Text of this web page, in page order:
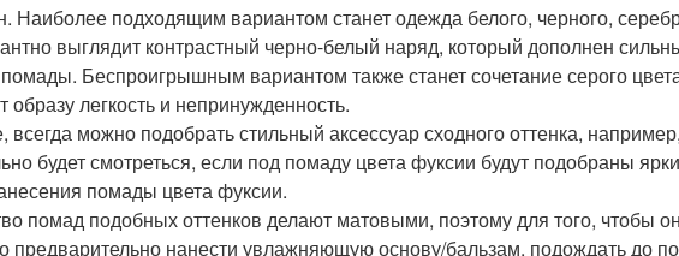
Наиболее подходящим вариантом станет одежда белого, черного,
выглядит контрастный черно-белый наряд, который дополнен
Беспроигрышным вариантом также станет сочетание серого
образу легкость и непринужденность.
всегда можно подобрать стильный аксессуар сходного оттенка,
будет смотреться, если под помаду цвета фуксии будут подобраны
помады цвета фуксии.
помад подобных оттенков делают матовыми, поэтому для того, чтобы
предварительно нанести увлажняющую основу/бальзам, подождать до